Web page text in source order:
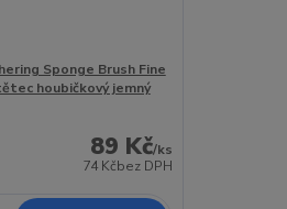
Sponge Brush Fine
houbičkový jemný
89 Kč/ks
74 Kčbez DPH